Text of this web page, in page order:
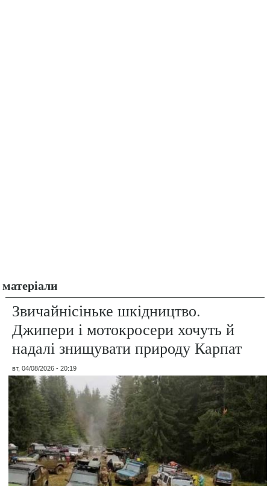
матеріали
Звичайнісіньке шкідництво.
Джипери і мотокросери хочуть й
надалі знищувати природу Карпат
вт, 04/08/2026 - 20:19